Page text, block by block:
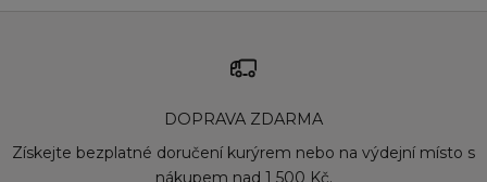
DOPRAVA ZDARMA
Získejte bezplatné doručení kurýrem nebo na výdejní místo s
nákupem nad 1 500 Kč.